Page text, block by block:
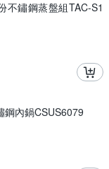
不鏽鋼蒸盤組TAC-S1
鋼內鍋CSUS6079